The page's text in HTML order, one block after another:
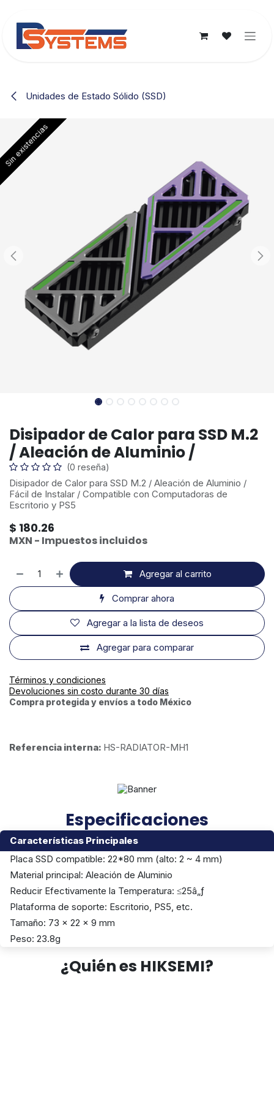
Unidades de Estado Sólido (SSD)
Sin existencias
Sin existencias
Disipador de Calor para SSD M.2
/ Aleación de Aluminio /
(0 reseña)
Disipador de Calor para SSD M.2 / Aleación de Aluminio /
Fácil de Instalar / Compatible con Computadoras de
Escritorio y PS5
$ 180.26
MXN - Impuestos incluidos
Agregar al carrito
Comprar ahora
Agregar para comparar
Agregar a la lista de deseos
Términos y condiciones
Devoluciones sin costo durante 30 días
Compra protegida y envíos a todo México
Referencia interna: HS-RADIATOR-MH1
Especificaciones
Características Principales
Placa SSD compatible: 22*80 mm (alto: 2 ~ 4 mm)
Material principal: Aleación de Aluminio
Reducir Efectivamente la Temperatura: ≤25â„ƒ
Plataforma de soporte: Escritorio, PS5, etc.
Tamaño: 73 x 22 x 9 mm
Peso: 23.8g
¿Quién es HIKSEMI?